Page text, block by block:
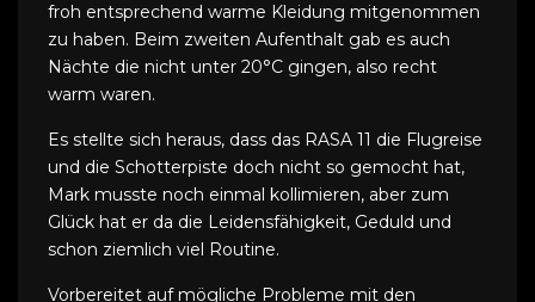
froh entsprechend warme Kleidung mitgenommen
zu haben. Beim zweiten Aufenthalt gab es auch
Nächte die nicht unter 20°C gingen, also recht
warm waren.
Es stellte sich heraus, dass das RASA 11 die Flugreise
und die Schotterpiste doch nicht so gemocht hat,
Mark musste noch einmal kollimieren, aber zum
Glück hat er da die Leidensfähigkeit, Geduld und
schon ziemlich viel Routine.
Vorbereitet auf mögliche Probleme mit den